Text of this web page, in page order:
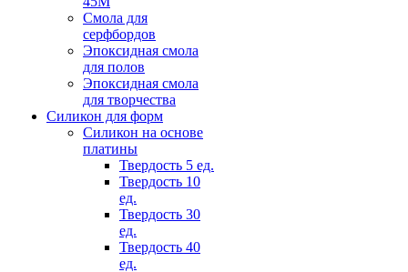
Смола для
серфбордов
Эпоксидная смола
для полов
Эпоксидная смола
для творчества
Силикон для форм
Силикон на основе
платины
Твердость 5 ед.
Твердость 10
ед.
Твердость 30
ед.
Твердость 40
ед.